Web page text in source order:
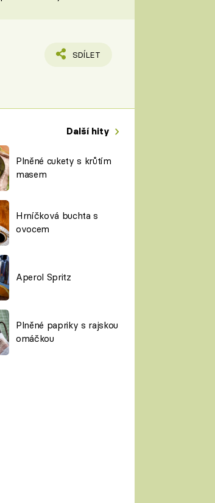
SDÍLET
Další hity
Plněné cukety s krůtím
masem
Hrníčková buchta s
ovocem
Aperol Spritz
Plněné papriky s rajskou
omáčkou